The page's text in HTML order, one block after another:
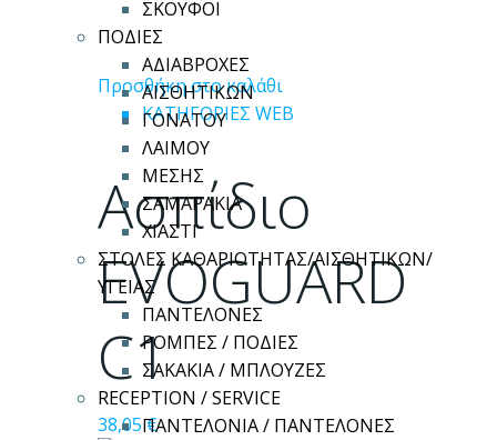
ΣΚΟΥΦΟΙ
ΠΟΔΙΕΣ
ΑΔΙΑΒΡΟΧΕΣ
ΑΙΣΘΗΤΙΚΩΝ
ΓΟΝΑΤΟΥ
ΛΑΙΜΟΥ
ΜΕΣΗΣ
ΣΑΜΑΡΑΚΙΑ
ΧΙΑΣΤΙ
ΣΤΟΛΕΣ ΚΑΘΑΡΙΟΤΗΤΑΣ/ΑΙΣΘΗΤΙΚΩΝ/
ΥΓΕΙΑΣ
ΠΑΝΤΕΛΟΝΕΣ
ΡΟΜΠΕΣ / ΠΟΔΙΕΣ
ΣΑΚΑΚΙΑ / ΜΠΛΟΥΖΕΣ
RECEPTION / SERVICE
ΠΑΝΤΕΛΟΝΙΑ / ΠΑΝΤΕΛΟΝΕΣ
Προσθήκη στο καλάθι
ΚΑΤΗΓΟΡΙΕΣ WEB
Ασπίδιο
EVOGUARD
C1
38,05€